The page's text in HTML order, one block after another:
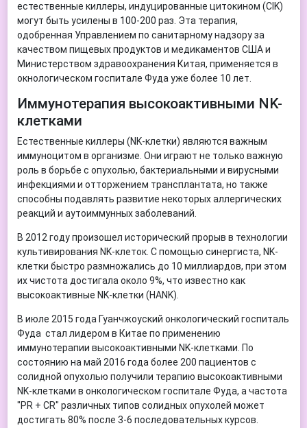
естественные киллеры, индуцированные цитокином (CIK)
могут быть усилены в 100-200 раз. Эта терапия,
одобренная Управлением по санитарному надзору за
качеством пищевых продуктов и медикаментов США и
Министерством здравоохранения Китая, применяется в
окнологическом госпитале Фуда уже более 10 лет.
Иммунотерапия высокоактивными NK-
клетками
Естественные киллеры (NK-клетки) являются важным
иммуноцитом в организме. Они играют не только важную
роль в борьбе с опухолью, бактериальными и вирусными
инфекциями и отторжением трансплантата, но также
способны подавлять развитие некоторых аллергических
реакций и аутоиммунных заболеваний.
В 2012 году произошел исторический прорыв в технологии
культивирования NK-клеток. С помощью синергиста, NK-
клетки быстро размножались до 10 миллиардов, при этом
их чистота достигала около 9%, что известно как
высокоактивные NK-клетки (HANK).
В июле 2015 года Гуанчжоуский онкологический госпиталь
Фуда стал лидером в Китае по применению
иммунотерапии высокоактивными NK-клетками. По
состоянию на май 2016 года более 200 пациентов с
солидной опухолью получили терапию высокоактивными
NK-клетками в онкологическом госпитале Фуда, а частота
"PR + CR" различных типов солидных опухолей может
достигать 80% после 3-6 последовательных курсов.